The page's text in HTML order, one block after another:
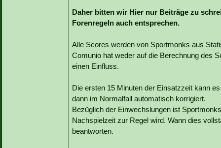
Daher bitten wir Hier nur Beiträge zu
Forenregeln auch entsprechen.
Alle Scores werden von Sportmonks aus
Comunio hat weder auf die Berechnung des
einen Einfluss.
Die ersten 15 Minuten der Einsatzzeit kann
dann im Normalfall automatisch korrigiert.
Bezüglich der Einwechslungen ist
Nachspielzeit zur Regel wird. Wann dies
beantworten.